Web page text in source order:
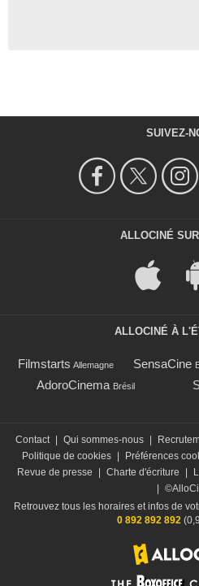
SUIVEZ-
ALLOCINÉ
ALLOCINÉ À
Filmstarts Allemagne SensaCine
AdoroCinema Brésil
Contact Qui sommes-nous
Politique de cookies
Préférences
Revue de presse
Charte d'écriture
Retrouvez tous les horaires et infos de
0 892 892 892